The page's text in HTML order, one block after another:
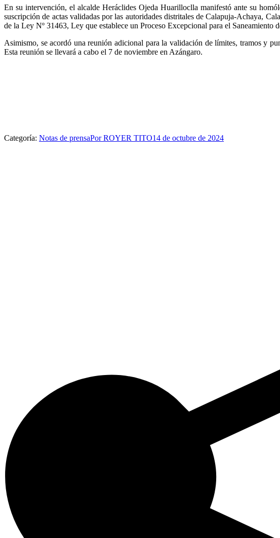
En su intervención, el alcalde Heráclides Ojeda Huarilloclla manifestó ante su
suscripción de actas validadas por las autoridades distritales de Calapuja-Achaya,
de la Ley Nº 31463, Ley que establece un Proceso Excepcional para el Saneamiento
Asimismo, se acordó una reunión adicional para la validación de límites, tramos y
Esta reunión se llevará a cabo el 7 de noviembre en Azángaro.
Categoría: Notas de prensaPorROYER TITO14 de octubre de 2024